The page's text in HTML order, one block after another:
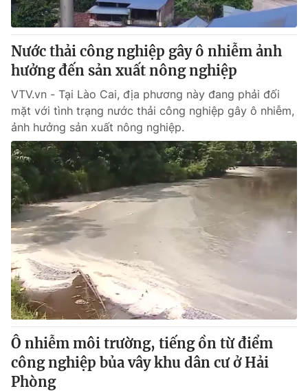
Nước thải công nghiệp gây ô nhiễm ảnh
hưởng đến sản xuất nông nghiệp
VTV.vn - Tại Lào Cai, địa phương này đang phải đối
mặt với tình trạng nước thải công nghiệp gây ô nhiễm,
ảnh hưởng sản xuất nông nghiệp.
Ô nhiễm môi trường, tiếng ồn từ điểm
công nghiệp bủa vây khu dân cư ở Hải
Phòng